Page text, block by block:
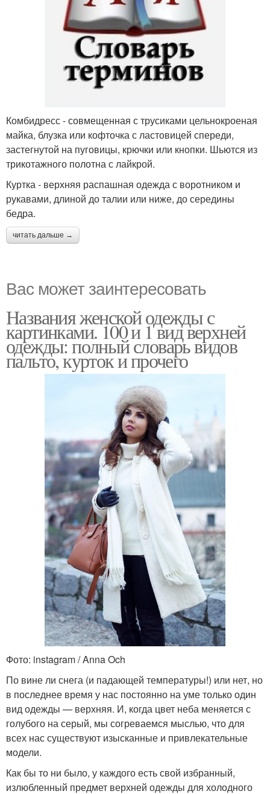
Комбидресс - совмещенная с трусиками цельнокроеная
майка, блузка или кофточка с ластовицей спереди,
застегнутой на пуговицы, крючки или кнопки. Шьются из
трикотажного полотна с лайкрой.
Куртка - верхняя распашная одежда с воротником и
рукавами, длиной до талии или ниже, до середины
бедра.
читать дальше →
Вас может заинтересовать
Названия женской одежды с
картинками. 100 и 1 вид верхней
одежды: полный словарь видов
пальто, курток и прочего
Фото: instagram / Anna Och
По вине ли снега (и падающей температуры!) или нет, но
в последнее время у нас постоянно на уме только один
вид одежды — верхняя. И, когда цвет неба меняется с
голубого на серый, мы согреваемся мыслью, что для
всех нас существуют изысканные и привлекательные
модели.
Как бы то ни было, у каждого есть свой избранный,
излюбленный предмет верхней одежды для холодного